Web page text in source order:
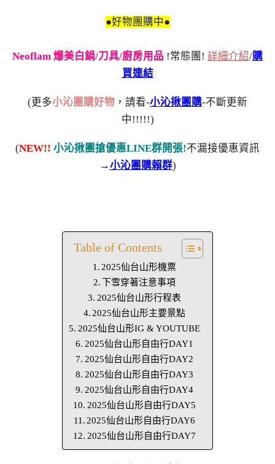
●好物團購中●
Neoflam 爆美白鍋/刀具/廚房用品 !常態團! 詳細介紹/購
買連結
(更多小沁團購好物 ，請看-小沁揪團購-不斷更新
中!!!!!)
(NEW!! 小沁揪團搶優惠LINE群開張!不漏接優惠資訊
→小沁團購賴群)
Table of Contents
2025仙台山形機票
下雪穿著注意事項
2025仙台山形行程表
2025仙台山形主要景點
2025仙台山形IG & YOUTUBE
2025仙台山形自由行DAY1
2025仙台山形自由行DAY2
2025仙台山形自由行DAY3
2025仙台山形自由行DAY4
2025仙台山形自由行DAY5
2025仙台山形自由行DAY6
2025仙台山形自由行DAY7